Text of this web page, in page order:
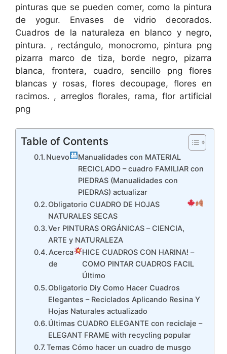
pinturas que se pueden comer, como la pintura
de yogur. Envases de vidrio decorados.
Cuadros de la naturaleza en blanco y negro,
pintura. , rectángulo, monocromo, pintura png
pizarra marco de tiza, borde negro, pizarra
blanca, frontera, cuadro, sencillo png flores
blancas y rosas, flores decoupage, flores en
racimos. , arreglos florales, rama, flor artificial
png
Table of Contents
Nuevo
Manualidades con MATERIAL
RECICLADO – cuadro FAMILIAR con
PIEDRAS (Manualidades con
PIEDRAS) actualizar
Obligatorio CUADRO DE HOJAS
NATURALES SECAS
Ver PINTURAS ORGÁNICAS – CIENCIA,
ARTE y NATURALEZA
Acerca
de
HICE CUADROS CON HARINA! –
COMO PINTAR CUADROS FACIL
Último
Obligatorio Diy Como Hacer Cuadros
Elegantes – Reciclados Aplicando Resina Y
Hojas Naturales actualizado
Últimas CUADRO ELEGANTE con reciclaje –
ELEGANT FRAME with recycling popular
Temas Cómo hacer un cuadro de musgo